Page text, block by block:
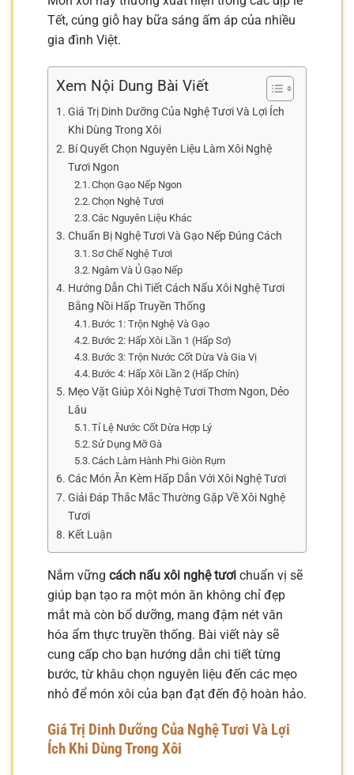
Tết, cúng giỗ hay bữa sáng ấm áp của nhiều
gia đình Việt.
Xem Nội Dung Bài Viết
Giá Trị Dinh Dưỡng Của Nghệ Tươi Và Lợi Ích
Khi Dùng Trong Xôi
Bí Quyết Chọn Nguyên Liệu Làm Xôi Nghệ
Tươi Ngon
Chọn Gạo Nếp Ngon
Chọn Nghệ Tươi
Các Nguyên Liệu Khác
Chuẩn Bị Nghệ Tươi Và Gạo Nếp Đúng Cách
Sơ Chế Nghệ Tươi
Ngâm Và Ủ Gạo Nếp
Hướng Dẫn Chi Tiết Cách Nấu Xôi Nghệ Tươi
Bằng Nồi Hấp Truyền Thống
Bước 1: Trộn Nghệ Và Gạo
Bước 2: Hấp Xôi Lần 1 (Hấp Sơ)
Bước 3: Trộn Nước Cốt Dừa Và Gia Vị
Bước 4: Hấp Xôi Lần 2 (Hấp Chín)
Mẹo Vặt Giúp Xôi Nghệ Tươi Thơm Ngon, Dẻo
Lâu
Tỉ Lệ Nước Cốt Dừa Hợp Lý
Sử Dụng Mỡ Gà
Cách Làm Hành Phi Giòn Rụm
Các Món Ăn Kèm Hấp Dẫn Với Xôi Nghệ Tươi
Giải Đáp Thắc Mắc Thường Gặp Về Xôi Nghệ
Tươi
Kết Luận
Nắm vững cách nấu xôi nghệ tươi chuẩn vị sẽ
giúp bạn tạo ra một món ăn không chỉ đẹp
mắt mà còn bổ dưỡng, mang đậm nét văn
hóa ẩm thực truyền thống. Bài viết này sẽ
cung cấp cho bạn hướng dẫn chi tiết từng
bước, từ khâu chọn nguyên liệu đến các mẹo
nhỏ để món xôi của bạn đạt đến độ hoàn hảo.
Giá Trị Dinh Dưỡng Của Nghệ Tươi Và Lợi
Ích Khi Dùng Trong Xôi